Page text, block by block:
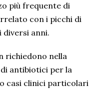
più frequente di
con i picchi di
diversi anni.
richiedono nella
antibiotici per la
casi clinici particolari